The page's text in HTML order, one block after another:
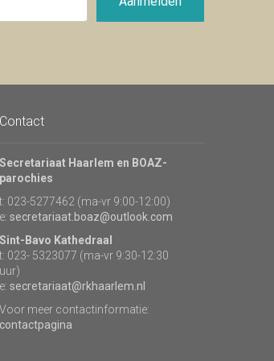
Contact
Secretariaat Haarlem en BOAZ-
parochies
t: 023-5277462 (ma-vr 9:00-12:00)
e: secretariaat.boaz@outlook.com
Sint-Bavo Kathedraal
t: 023- 5323077 (ma-vr 9:30-12:30
uur)
e: secretariaat@rkhaarlem.nl
Voor meer contactinformatie:
contactpagina